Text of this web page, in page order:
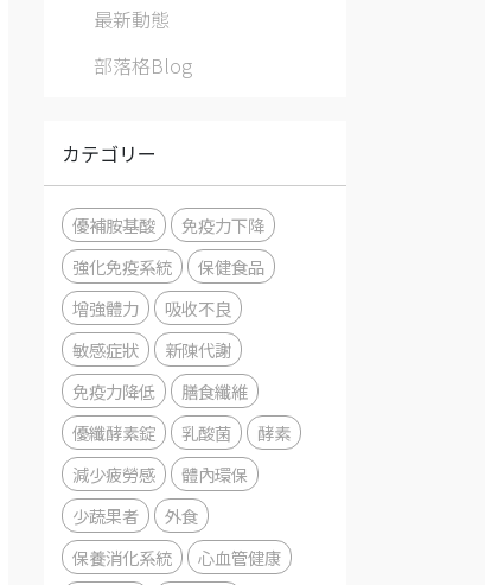
最新動態
部落格Blog
カテゴリー
優補胺基酸
免疫力下降
強化免疫系統
保健食品
增強體力
吸收不良
敏感症狀
新陳代謝
免疫力降低
膳食纖維
優纖酵素錠
乳酸菌
酵素
減少疲勞感
體內環保
少蔬果者
外食
保養消化系統
心血管健康